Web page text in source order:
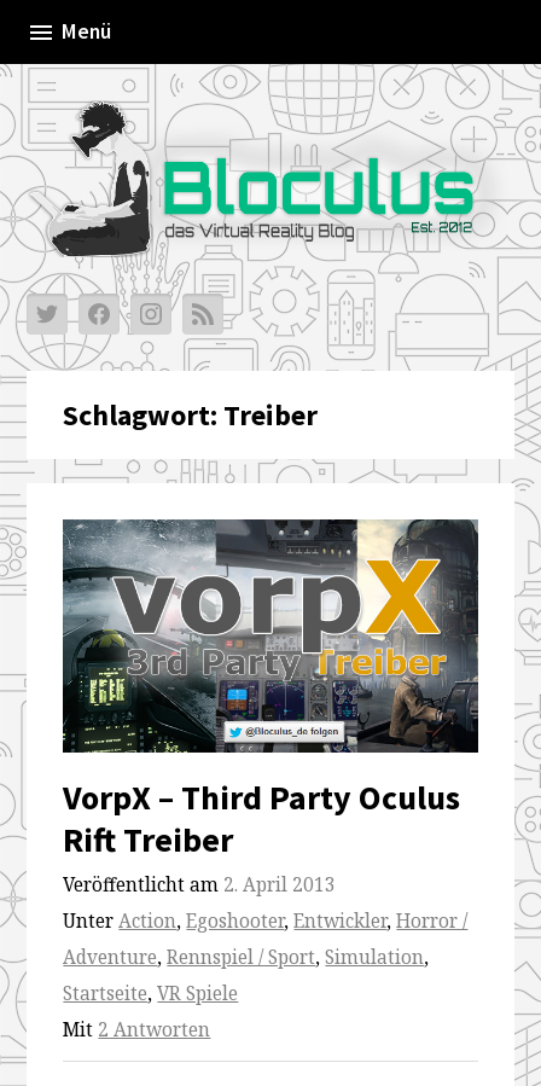
content
Menü
Schlagwort: Treiber
VorpX – Third Party Oculus
Rift Treiber
Veröffentlicht am 2. April 2013
UnterAction,Egoshooter,Entwickler,Horror /
Adventure,Rennspiel / Sport,Simulation,
Startseite,VR Spiele
Mit 2 Antworten